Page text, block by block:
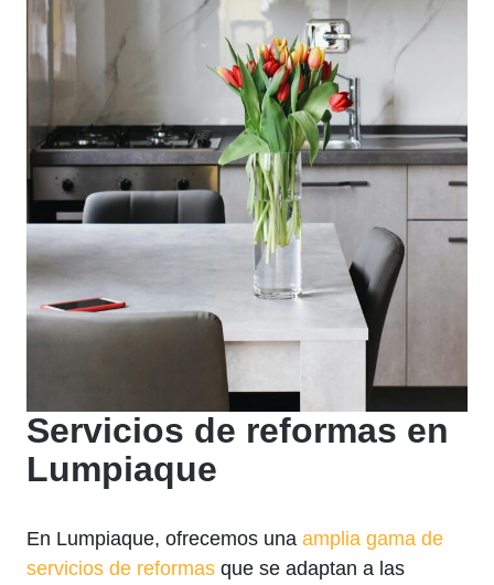
Servicios de reformas en
Lumpiaque
En Lumpiaque, ofrecemos una amplia gama de
servicios de reformas que se adaptan a las